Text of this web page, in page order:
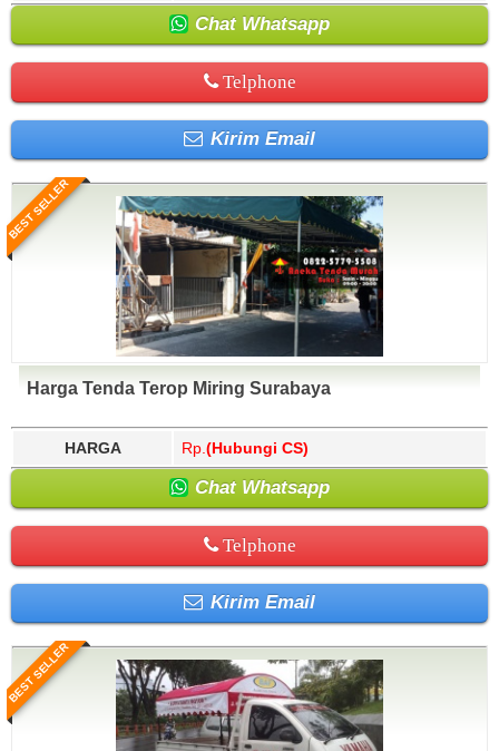
Chat Whatsapp
Telphone
Kirim Email
BEST SELLER
Harga Tenda Terop Miring Surabaya
HARGA Rp. (Hubungi CS)
Chat Whatsapp
Telphone
Kirim Email
BEST SELLER